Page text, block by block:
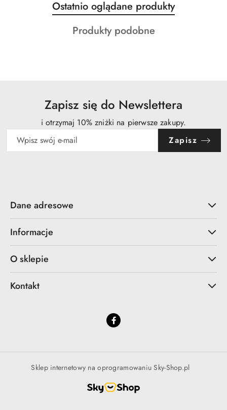
Pomiń karuzelę produktów
Produkty
o
statusie:
Ostatnio oglądane produkty
Produkty
Produkty podobne
Zapisz się do Newslettera
i otrzymaj 10% zniżki na pierwsze zakupy.
Zapisz
Dane adresowe
Informacje
O sklepie
Kontakt
Sklep internetowy na oprogramowaniu Sky-Shop.pl